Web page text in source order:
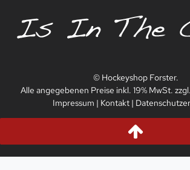
© Hockeyshop Forster.
Alle angegebenen Preise inkl. 19% MwSt.
Impressum | Kontakt |